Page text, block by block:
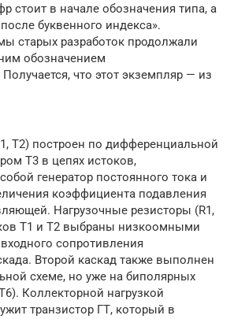
стоит в начале обозначения типа, а
буквенного индекса».
старых разработок продолжали
обозначением
что этот экземпляр — из
Т2) построен по дифференциальной
Т3 в цепях истоков,
генератор постоянного тока и
коэффициента подавления
Нагрузочные резисторы (R1,
Т1 и Т2 выбраны низкоомными
сопротивления
Второй каскад также выполнен
схеме, но уже на биполярных
Коллекторной нагрузкой
транзистор ГТ, который в